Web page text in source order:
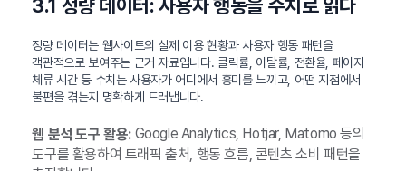
3.1 정량 데이터: 사용자 행동을 수치로 읽다
정량 데이터는 웹사이트의 실제 이용 현황과 사용자 행동 패턴을
객관적으로 보여주는 근거 자료입니다. 클릭률, 이탈률, 전환율, 페이지
체류 시간 등 수치는 사용자가 어디에서 흥미를 느끼고, 어떤 지점에서
불편을 겪는지 명확하게 드러냅니다.
웹 분석 도구 활용:Google Analytics, Hotjar, Matomo 등의
도구를 활용하여 트래픽 출처, 행동 흐름, 콘텐츠 소비 패턴을